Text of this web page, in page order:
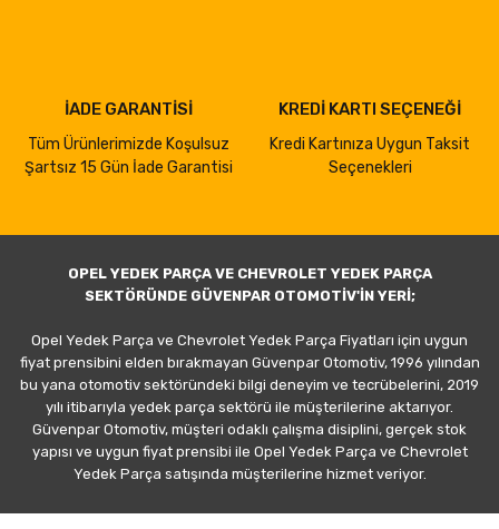
İADE GARANTİSİ
Tüm Ürünlerimizde Koşulsuz
Şartsız 15 Gün İade Garantisi
KREDİ KARTI SEÇENEĞİ
Kredi Kartınıza Uygun Taksit
Seçenekleri
OPEL YEDEK PARÇA VE CHEVROLET YEDEK PARÇA
SEKTÖRÜNDE GÜVENPAR OTOMOTİV'İN YERİ;
Opel Yedek Parça ve Chevrolet Yedek Parça Fiyatları için uygun
fiyat prensibini elden bırakmayan Güvenpar Otomotiv, 1996 yılından
bu yana otomotiv sektöründeki bilgi deneyim ve tecrübelerini, 2019
yılı itibarıyla yedek parça sektörü ile müşterilerine aktarıyor.
Güvenpar Otomotiv, müşteri odaklı çalışma disiplini, gerçek stok
yapısı ve uygun fiyat prensibi ile Opel Yedek Parça ve Chevrolet
Yedek Parça satışında müşterilerine hizmet veriyor.